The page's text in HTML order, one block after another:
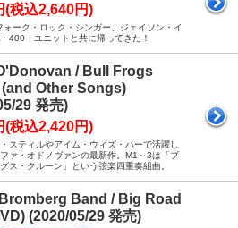
(税込2,640円)
ォーク・ロック・シンガー、ジェイソン・イ
400・ユニットと共に帰ってきた！
/ Bull Frogs
Other Songs)
29 発売)
(税込2,420円)
スティルやアイム・ウィズ・ハーで活躍し
ァ・オドノヴァンの最新作。M1～3は「ブ
ス・クルーン」という弦楽四重奏組曲。
Band / Big Road
(2020/05/29 発売)